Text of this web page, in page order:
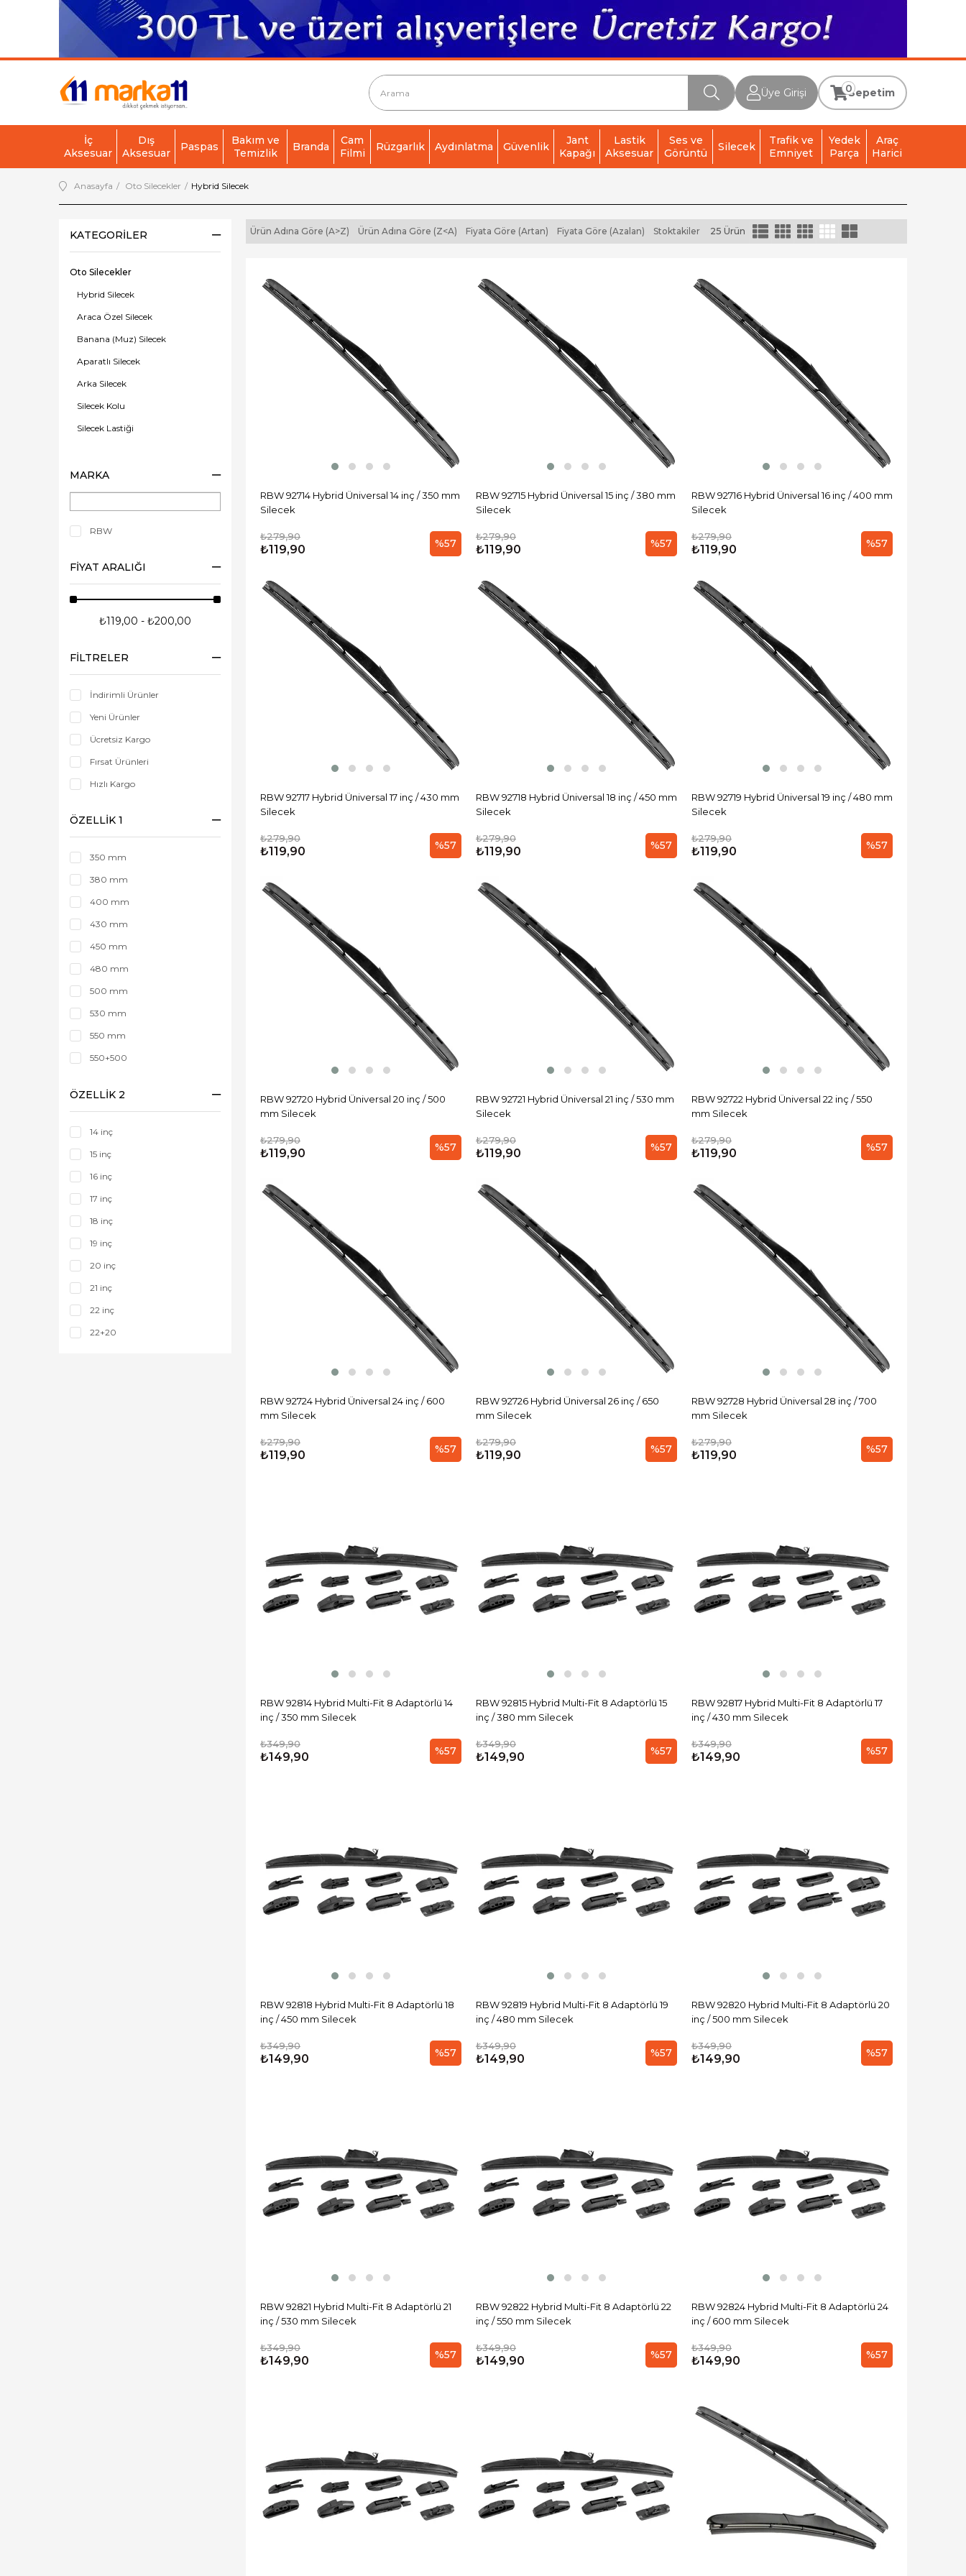
Üye Girişi Sepetim
0
İç
Aksesuar
Dış
Aksesuar
Paspas
Bakım ve
Temizlik
Branda
Cam
Filmi
Rüzgarlık Aydınlatma Güvenlik
Jant
Kapağı
Lastik
Aksesuar
Ses ve
Görüntü
Silecek
Trafik ve
Emniyet
Yedek
Parça
Araç
Harici
Anasayfa Oto Silecekler Hybrid Silecek
KATEGORILER
Oto Silecekler
Hybrid Silecek
Araca Özel Silecek
Banana (Muz) Silecek
Aparatlı Silecek
Arka Silecek
Silecek Kolu
Silecek Lastiği
MARKA
RBW
FIYAT ARALIĞI
₺119,00 - ₺200,00
FILTRELER
İndirimli Ürünler
Yeni Ürünler
Ücretsiz Kargo
Fırsat Ürünleri
Hızlı Kargo
ÖZELLIK 1
350 mm
380 mm
400 mm
430 mm
450 mm
480 mm
500 mm
530 mm
550 mm
550+500
ÖZELLIK 2
14 inç
15 inç
16 inç
17 inç
18 inç
19 inç
20 inç
21 inç
22 inç
22+20
Ürün Adına Göre (A>Z) Ürün Adına Göre (Z<A) Fiyata Göre (Artan) Fiyata Göre (Azalan) Stoktakiler 25 Ürün
RBW 92714 Hybrid Üniversal 14 inç / 350 mm
Silecek
₺279,90
₺119,90 %57
RBW 92715 Hybrid Üniversal 15 inç / 380 mm
Silecek
₺279,90
₺119,90 %57
RBW 92716 Hybrid Üniversal 16 inç / 400 mm
Silecek
₺279,90
₺119,90 %57
RBW 92717 Hybrid Üniversal 17 inç / 430 mm
Silecek
₺279,90
₺119,90 %57
RBW 92718 Hybrid Üniversal 18 inç / 450 mm
Silecek
₺279,90
₺119,90 %57
RBW 92719 Hybrid Üniversal 19 inç / 480 mm
Silecek
₺279,90
₺119,90 %57
RBW 92720 Hybrid Üniversal 20 inç / 500
mm Silecek
₺279,90
₺119,90 %57
RBW 92721 Hybrid Üniversal 21 inç / 530 mm
Silecek
₺279,90
₺119,90 %57
RBW 92722 Hybrid Üniversal 22 inç / 550
mm Silecek
₺279,90
₺119,90 %57
RBW 92724 Hybrid Üniversal 24 inç / 600
mm Silecek
₺279,90
₺119,90 %57
RBW 92726 Hybrid Üniversal 26 inç / 650
mm Silecek
₺279,90
₺119,90 %57
RBW 92728 Hybrid Üniversal 28 inç / 700
mm Silecek
₺279,90
₺119,90 %57
RBW 92814 Hybrid Multi-Fit 8 Adaptörlü 14
inç / 350 mm Silecek
₺349,90
₺149,90 %57
RBW 92815 Hybrid Multi-Fit 8 Adaptörlü 15
inç / 380 mm Silecek
₺349,90
₺149,90 %57
RBW 92817 Hybrid Multi-Fit 8 Adaptörlü 17
inç / 430 mm Silecek
₺349,90
₺149,90 %57
RBW 92818 Hybrid Multi-Fit 8 Adaptörlü 18
inç / 450 mm Silecek
₺349,90
₺149,90 %57
RBW 92819 Hybrid Multi-Fit 8 Adaptörlü 19
inç / 480 mm Silecek
₺349,90
₺149,90 %57
RBW 92820 Hybrid Multi-Fit 8 Adaptörlü 20
inç / 500 mm Silecek
₺349,90
₺149,90 %57
RBW 92821 Hybrid Multi-Fit 8 Adaptörlü 21
inç / 530 mm Silecek
₺349,90
₺149,90 %57
RBW 92822 Hybrid Multi-Fit 8 Adaptörlü 22
inç / 550 mm Silecek
₺349,90
₺149,90 %57
RBW 92824 Hybrid Multi-Fit 8 Adaptörlü 24
inç / 600 mm Silecek
₺349,90
₺149,90 %57